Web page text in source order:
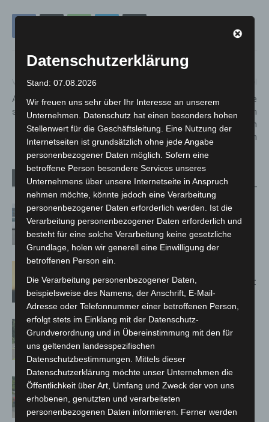
Vorheriger Artikel
ADAC Pannenhelfer: Doppelt
so viele Einsätze
Mehrere tausend Landwirte
legten den Verkehr in
Innenstadt und Umland von
Hannover lahm
Verwandte Artikel Mehr vom Autor
Niedersachsen: Feuerwehrkräfte
kehren nach Waldbrandeinsatz aus
Spanien zurück
Population in Niedersachsen entdeckt
Brand im „Haus der Begegnung“ in
Neuwarmbüchen schnell eingedämmt
Region Hannover: 21 neue
Notfallsanitäter starten beim Roten
Kreuz
Datenschutzerklärung
Stand: 07.08.2026
Wir freuen uns sehr über Ihr Interesse an unserem
Unternehmen. Datenschutz hat einen besonders hohen
Stellenwert für die Geschäftsleitung. Eine Nutzung der
Internetseiten ist grundsätzlich ohne jede Angabe
personenbezogener Daten möglich. Sofern eine
betroffene Person besondere Services unseres
Unternehmens über unsere Internetseite in Anspruch
nehmen möchte, könnte jedoch eine Verarbeitung
personenbezogener Daten erforderlich werden. Ist die
Verarbeitung personenbezogener Daten erforderlich und
besteht für eine solche Verarbeitung keine gesetzliche
Grundlage, holen wir generell eine Einwilligung der
betroffenen Person ein.
Die Verarbeitung personenbezogener Daten,
beispielsweise des Namens, der Anschrift, E-Mail-
Adresse oder Telefonnummer einer betroffenen Person,
erfolgt stets im Einklang mit der Datenschutz-
Grundverordnung und in Übereinstimmung mit den für
uns geltenden landesspezifischen
Datenschutzbestimmungen. Mittels dieser
Datenschutzerklärung möchte unser Unternehmen die
Öffentlichkeit über Art, Umfang und Zweck der von uns
erhobenen, genutzten und verarbeiteten
personenbezogenen Daten informieren. Ferner werden